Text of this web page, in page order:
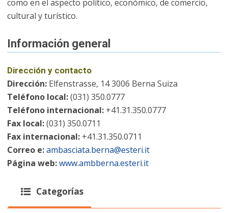
como en el aspecto político, económico, de comercio,
cultural y turístico.
Información general
Dirección y contacto
Dirección: Elfenstrasse, 14 3006 Berna Suiza
Teléfono local:(031) 350.0777
Teléfono internacional: +41.31.350.0777
Fax local:(031) 350.0711
Fax internacional: +41.31.350.0711
Correo e:ambasciata.berna@esteri.it
Página web:www.ambberna.esteri.it
Categorías